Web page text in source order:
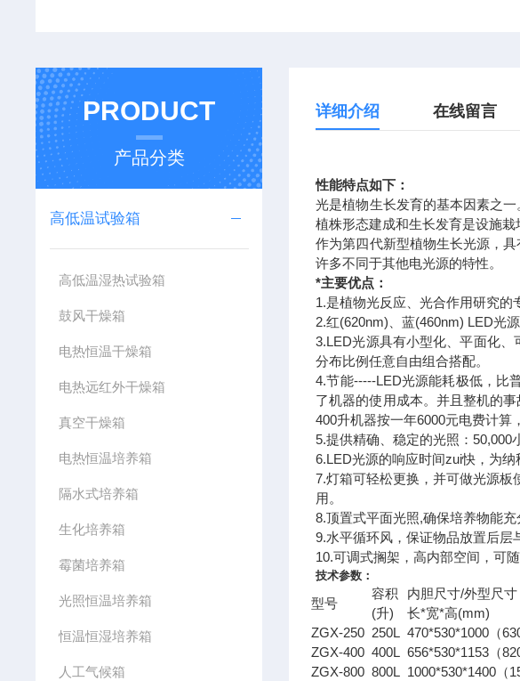
PRODUCT
产品分类
高低温试验箱
高低温湿热试验箱
鼓风干燥箱
电热恒温干燥箱
电热远红外干燥箱
真空干燥箱
电热恒温培养箱
隔水式培养箱
生化培养箱
霉菌培养箱
光照恒温培养箱
恒温恒湿培养箱
人工气候箱
详细介绍 在线留言
性能特点如下：
光是植物生长发育的基本因素之
植株形态建成和生长发育是设施栽
作为第四代新型植物生长光源，
许多不同于其他电光源的特性。
*主要优点：
1.是植物光反应、光合作用研究的
2.红(620nm)、蓝(460nm) LED光
3.LED光源具有小型化、平面化
分布比例任意自由组合搭配。
4.节能-----LED光源能耗极低，比
了机器的使用成本。并且整机的
400升机器按一年6000元电费计算
5.提供精确、稳定的光照：50,000
6.LED光源的响应时间zui快，为
7.灯箱可轻松更换，并可做光源
用。
8.顶置式平面光照,确保培养物能
9.水平循环风，保证物品放置后层
10.可调式搁架，高内部空间，可
技术参数：
型号
容积
(升)
内胆尺寸/外型尺寸
长*宽*高(mm)
ZGX-250 250L 470*530*1000 （
ZGX-400 400L 656*530*1153 （
ZGX-800 800L 1000*530*1400 （